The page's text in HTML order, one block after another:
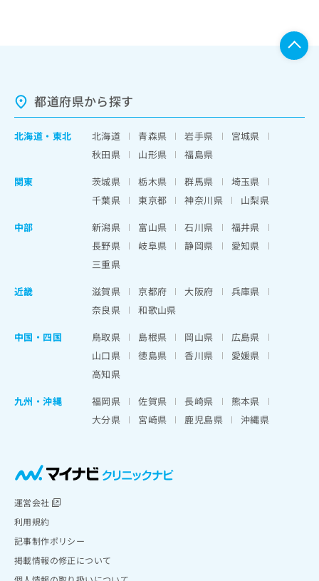
都道府県から探す
北海道 ・ 東北 北海道 青森県 岩手県
宮城県
秋田県
山形県
福島県
関東
茨城県 栃木県 群馬県
埼玉県
千葉県
東京都 神奈川県
山梨県
中部
新潟県 富山県 石川県
福井県
長野県
岐阜県 静岡県
愛知県
三重県
近畿
滋賀県 京都府 大阪府
兵庫県
奈良県
和歌山県
中国・四国
鳥取県 島根県 岡山県
広島県
山口県
徳島県 香川県
愛媛県
高知県
九州・沖縄
福岡県 佐賀県 長崎県
熊本県
大分県
宮崎県 鹿児島県 沖縄県
運営会社
利用規約
記事制作ポリシー
掲載情報の修正について